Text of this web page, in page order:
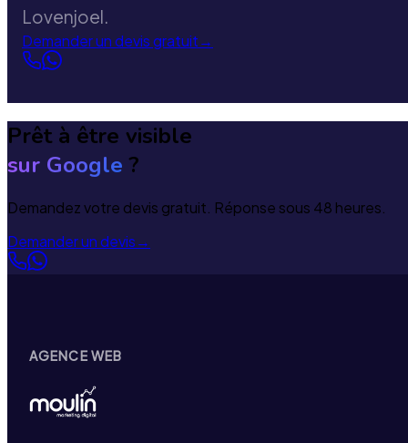
Lovenjoel.
Demander un devis gratuit→
Prêt à être visible
sur Google ?
Demandez votre devis gratuit. Réponse sous 48 heures.
Demander un devis→
AGENCE WEB